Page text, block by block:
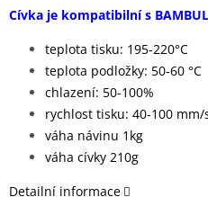
Cívka je kompatibilní s
teplota tisku: 195-220°C
teplota podložky: 50-60 °C
chlazení: 50-100%
rychlost tisku: 40-100 mm/
váha návinu 1kg
váha cívky 210g
Detailní informace